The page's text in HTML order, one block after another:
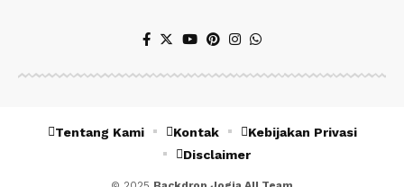
Tentang Kami Kontak
Kebijakan Privasi
Disclaimer